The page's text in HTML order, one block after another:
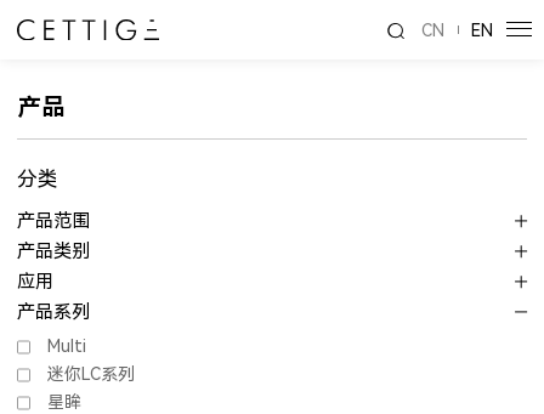
CN EN
产品
分类
产品范围
产品类别
应用
产品系列
Multi
迷你LC系列
星眸